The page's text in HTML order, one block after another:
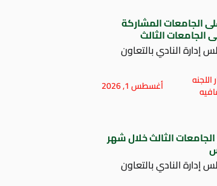
الجامعات المشاركة
الجامعات الثالث
إدارة النادي بالتعاون
اللجنه أغسطس 1, 2026
الثالث خلال شهر
إدارة النادي بالتعاون